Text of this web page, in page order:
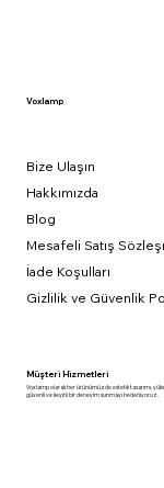
Voxlamp
Bize Ulaşın
Hakkımızda
Blog
Mesafeli Satış
İade Koşulları
Gizlilik ve Güvenlik
Müşteri Hizmetleri
Voxlamp olarak her ürünümüzde estetik tasarımı,
güvenli ve keyifli bir deneyim sunmayı hedefliyoruz.